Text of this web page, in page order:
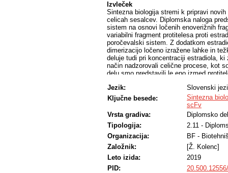
Izvleček
Sintezna biologija stremi k pripravi
celicah sesalcev. Diplomska naloga
sistem na osnovi ločenih enoverižnih
variabilni fragment protitelesa proti
poročevalski sistem. Z dodatkom
dimerizacijo ločeno izražene lahke in
deluje tudi pri koncentraciji estradiola,
način nadzorovali celične procese, kot
delu smo predstavili le eno izmed
Jezik:
Slovenski
Ključne besede:
Sintezna
scFv
Vrsta gradiva:
Diplomsko
Tipologija:
2.11 -
Organizacija:
BF -
Založnik:
[Ž. Kolenc]
Leto izida:
2019
PID: